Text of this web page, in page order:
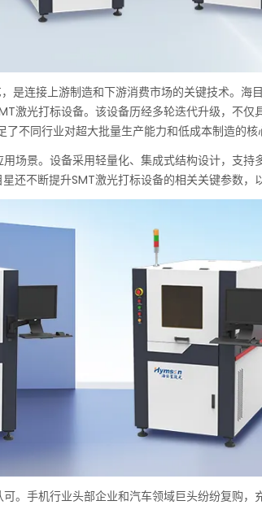
接上游制造和下游消费市场的关键技术。海
激光打标设备。该设备历经多轮迭代升级，不仅
不同行业对超大批量生产能力和低成本制造的核
场景。设备采用轻量化、集成式结构设计，支持
还不断提升SMT激光打标设备的相关关键参数，
。手机行业头部企业和汽车领域巨头纷纷复购，